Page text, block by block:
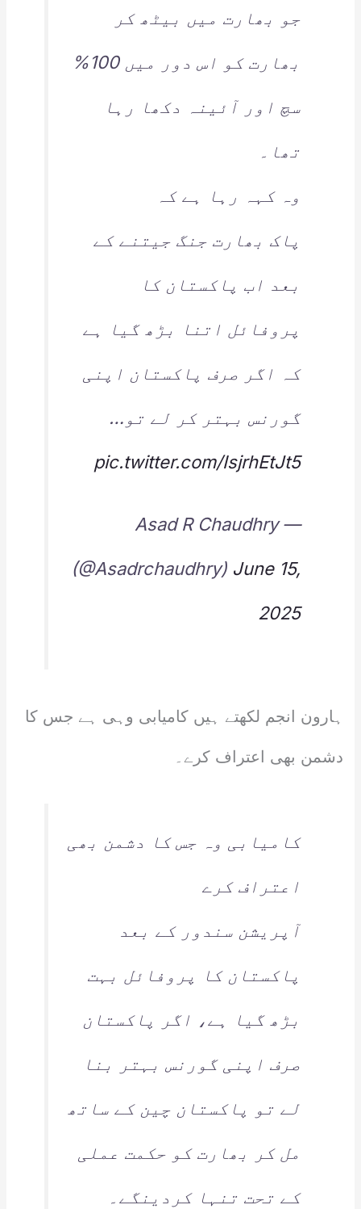
جو بھارت میں بیٹھ کر
بھارت کو اس دور میں 100%
سچ اور آئینہ دکھا رہا
تھا۔
وہ کہہ رہا ہے کہ
پاک بھارت جنگ جیتنے کے
بعد اب پاکستان کا
پروفائل اتنا بڑھ گیا ہے
کہ اگر صرف پاکستان اپنی
گورنس بہتر کر لے تو…
pic.twitter.com/IsjrhEtJt5
— Asad R Chaudhry
(@Asadrchaudhry) June 15,
2025
ہارون انجم لکھتے ہیں کامیابی وہی ہے جس کا
دشمن بھی اعتراف کرے۔
کامیابی وہ جس کا دشمن بھی
اعتراف کرے
آپریشن سندور کے بعد
پاکستان کا پروفائل بہت
بڑھ گیا ہے، اگر پاکستان
صرف اپنی گورنس بہتر بنا
لے تو پاکستان چین کے ساتھ
مل کر بھارت کو حکمت عملی
کے تحت تنہا کردینگے۔